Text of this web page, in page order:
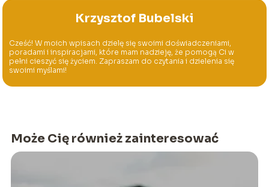
Krzysztof Bubelski
Cześć! W moich wpisach dzielę się swoimi doświadczeniami,
poradami i inspiracjami, które mam nadzieję, że pomogą Ci w
pełni cieszyć się życiem. Zapraszam do czytania i dzielenia się
swoimi myślami!
Może Cię również zainteresować